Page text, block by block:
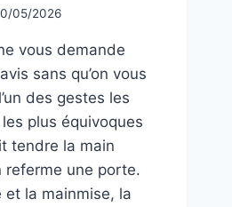
05/2026
vous demande
sans qu’on vous
des gestes les
plus équivoques
tendre la main
referme une porte.
et la mainmise, la